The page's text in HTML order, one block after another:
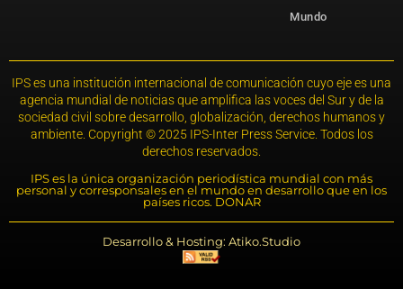
Mundo
IPS es una institución internacional de comunicación cuyo eje es una
agencia mundial de noticias que amplifica las voces del Sur y de la
sociedad civil sobre desarrollo, globalización, derechos humanos y
ambiente. Copyright © 2025 IPS-Inter Press Service. Todos los
derechos reservados.
IPS es la única organización periodística mundial con más
personal y corresponsales en el mundo en desarrollo que en los
países ricos. DONAR
Desarrollo & Hosting: Atiko.Studio